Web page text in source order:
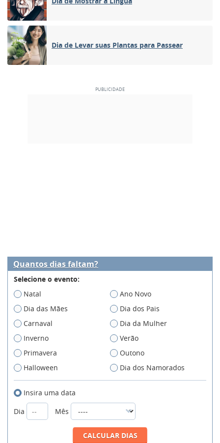
Dia de Levar suas Plantas para Passear
Quantos dias faltam?
Selecione o evento:
Natal
Ano Novo
Dia das Mães
Dia dos Pais
Carnaval
Dia da Mulher
Inverno
Verão
Primavera
Outono
Halloween
Dia dos Namorados
Insira uma data
Dia
Mês